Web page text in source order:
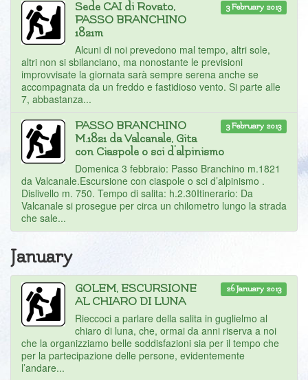
3 February 2013
Sede CAI di Rovato,
PASSO BRANCHINO
1821m
Alcuni di noi prevedono mal tempo, altri sole,
altri non si sbilanciano, ma nonostante le previsioni
improvvisate la giornata sarà sempre serena anche se
accompagnata da un freddo e fastidioso vento. Si parte alle
7, abbastanza...
3 February 2013
PASSO BRANCHINO
M.1821 da Valcanale, Gita
con Ciaspole o sci d'alpinismo
Domenica 3 febbraio: Passo Branchino m.1821
da Valcanale.Escursione con ciaspole o sci d’alpinismo .
Dislivello m. 750. Tempo di salita: h.2.30Itinerario: Da
Valcanale si prosegue per circa un chilometro lungo la strada
che sale...
January
26 January 2013
GOLEM, ESCURSIONE
AL CHIARO DI LUNA
Rieccoci a parlare della salita in guglielmo al
chiaro di luna, che, ormai da anni riserva a noi
che la organizziamo belle soddisfazioni sia per il tempo che
per la partecipazione delle persone, evidentemente
l’andare...